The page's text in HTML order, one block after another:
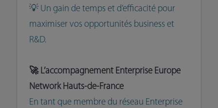
💡 Un gain de temps et d’efficacité pour
maximiser vos opportunités business et
R&D.
🚀 L’accompagnement Enterprise Europe
Network Hauts-de-France
En tant que membre du réseau Enterprise